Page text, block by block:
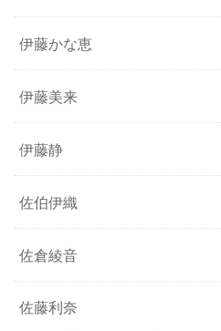
伊藤かな恵
伊藤美来
伊藤静
佐伯伊織
佐倉綾音
佐藤利奈